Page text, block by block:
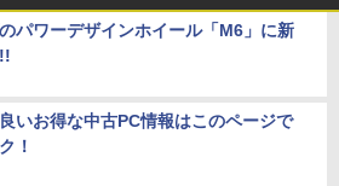
パワーデザインホイール「M6」に新
いお得な中古PC情報はこのページで
！